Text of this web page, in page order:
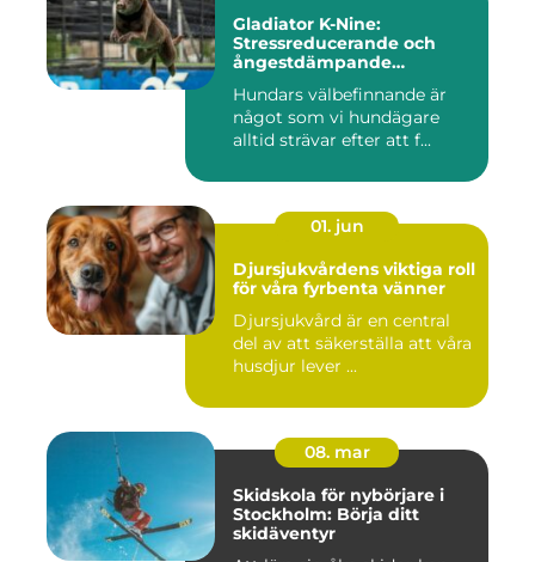
Gladiator K-Nine:
Stressreducerande och
ångestdämpande
Hundars välbefinnande är
något som vi hundägare
alltid strävar efter att f...
01. jun
Djursjukvårdens viktiga roll
för våra fyrbenta vänner
Djursjukvård är en central
del av att säkerställa att våra
husdjur lever ...
08. mar
Skidskola för nybörjare i
Stockholm: Börja ditt
skidäventyr